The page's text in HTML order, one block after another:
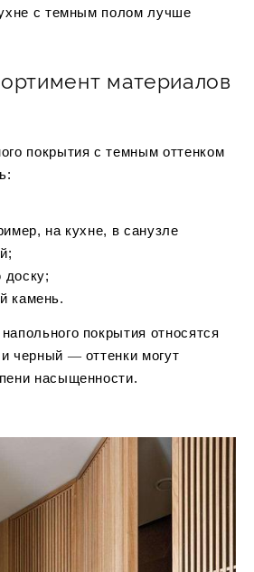
с темным полом лучше
материалов
покрытия с темным оттенком
на кухне, в санузле
камень.
покрытия относятся
черный ― оттенки могут
насыщенности.